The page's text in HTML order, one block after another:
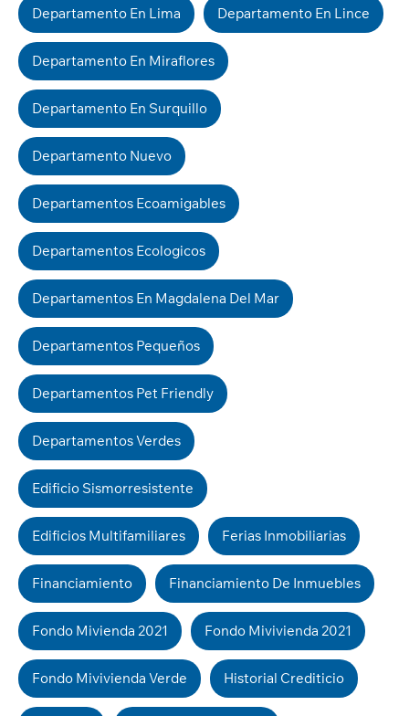
Departamento En Lima Departamento En Lince
Departamento En Miraflores
Departamento En Surquillo
Departamento Nuevo
Departamentos Ecoamigables
Departamentos Ecologicos
Departamentos En Magdalena Del Mar
Departamentos Pequeños
Departamentos Pet Friendly
Departamentos Verdes
Edificio Sismorresistente
Edificios Multifamiliares Ferias Inmobiliarias
Financiamiento Financiamiento De Inmuebles
Fondo Mivienda 2021 Fondo Mivivienda 2021
Fondo Mivivienda Verde Historial Crediticio